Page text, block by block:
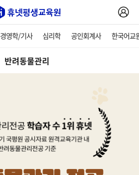
경영학/기사 심리학 공인회계사 한국어교
반려동물관리